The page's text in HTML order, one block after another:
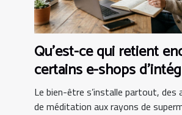
Qu’est-ce qui retient
certains e-shops
bien-être au panier ?
Le bien-être s’installe partout, des
de méditation aux rayons de